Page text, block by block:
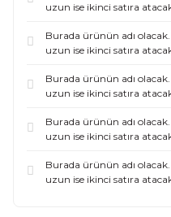
uzun ise ikinci satıra
Burada ürünün adı
uzun ise ikinci satıra
Burada ürünün adı
uzun ise ikinci satıra
Burada ürünün adı
uzun ise ikinci satıra
Burada ürünün adı
uzun ise ikinci satıra